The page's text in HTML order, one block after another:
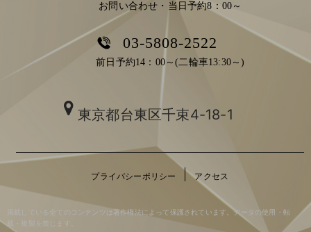
お問い合わせ・当日予約8：00～
03-5808-2522
前日予約14：00～(二輪車13:30～)
東京都台東区千束4-18-1
プライバシーポリシー アクセス
掲載している全てのコンテンツは著作権法によって保護されています。データの使用・転
載・複製を禁じます。